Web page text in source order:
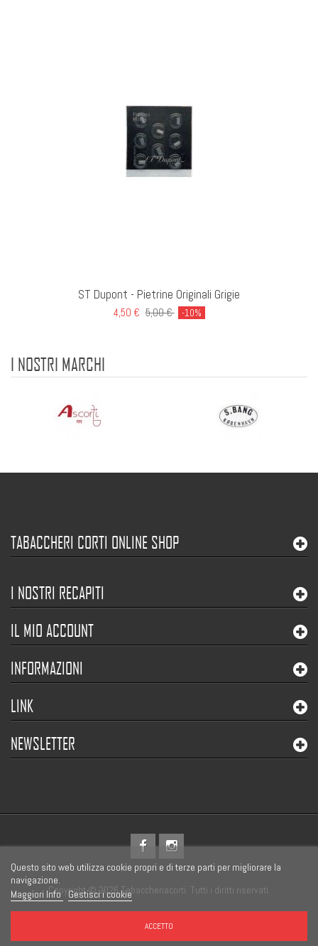
ST Dupont - Pietrine Originali Grigie
4,50 € 5,00 € -10%
I NOSTRI MARCHI
TABACCHERI CORTI ONLINE SHOP
I NOSTRI RECAPITI
IL MIO ACCOUNT
INFORMAZIONI
LINK
NEWSLETTER
Copyright © 2026 Tabaccheriacorti. Tutti i diritti riservati.
Questo sito web utilizza cookie propri e di terze parti per migliorare la
navigazione.
Maggiori Info Gestisci i cookie
ACCETTO